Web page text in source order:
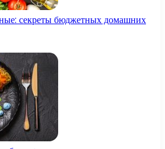
секреты бюджетных домашних